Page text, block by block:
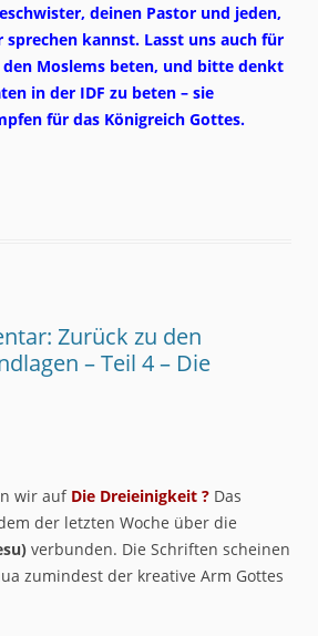
deinen Pastor und jeden,
kannst. Lasst uns auch für
Moslems beten, und bitte denkt
in der IDF zu beten – sie
für das Königreich Gottes.
Zurück zu den
– Teil 4 – Die
wir auf Die Dreieinigkeit ? Das
der letzten Woche über die
verbunden. Die Schriften scheinen
zumindest der kreative Arm Gottes